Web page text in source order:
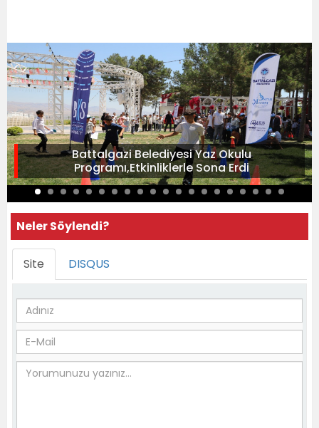
Battalgazi Belediyesi Yaz Okulu
Programı,Etkinliklerle Sona Erdi
Neler Söylendi?
Site DISQUS